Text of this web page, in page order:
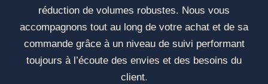
réduction de volumes robustes. Nous vous
accompagnons tout au long de votre achat et de sa
commande grâce à un niveau de suivi performant
toujours à l’écoute des envies et des besoins du
client.